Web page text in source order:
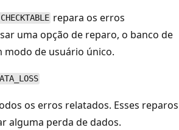
repara os erros
uma opção de reparo, o banco de
modo de usuário único.
os erros relatados. Esses reparos
alguma perda de dados.